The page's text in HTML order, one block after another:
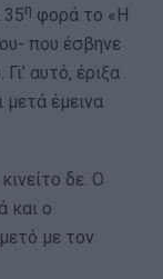
35η φορά το «Η
που έσβηνε
αυτό, έριξα
μετά έμεινα
δε. Ο
και ο
με τον